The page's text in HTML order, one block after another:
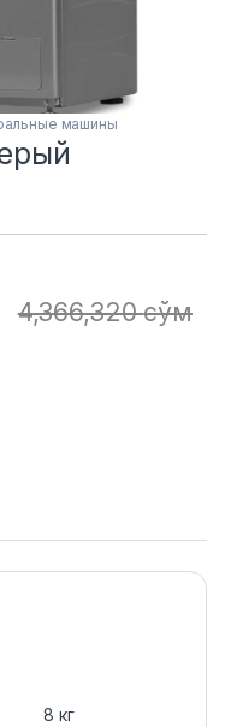
машины
4,366,320сўм
8 кг